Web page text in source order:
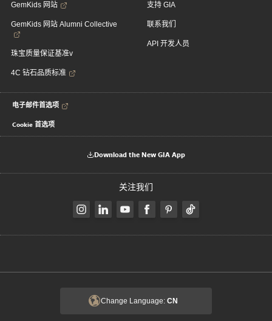
GemKids 网站
GemKids 网站 Alumni Collective
珠宝质量保证基准v
4C 钻石品质标准
支持 GIA
联系我们
API 开发人员
电子邮件首选项
Cookie 首选项
Download the New GIA App
关注我们
Change Language: CN